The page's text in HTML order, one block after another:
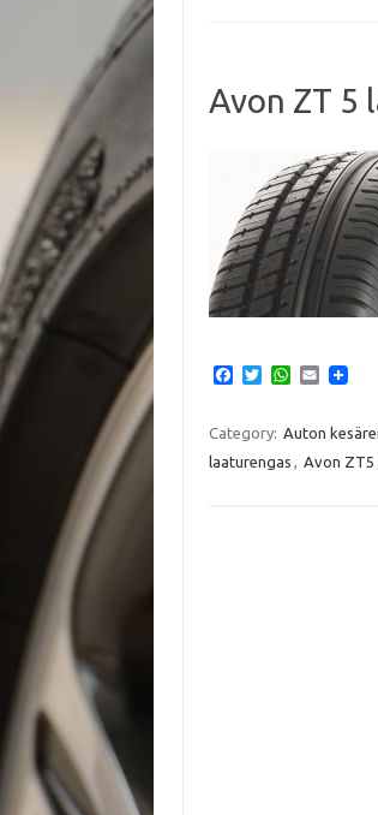
Avon ZT 5
e
o
T
t
e
W
t
A
E
i
Category: Auton
laaturengas , Avon ZT5